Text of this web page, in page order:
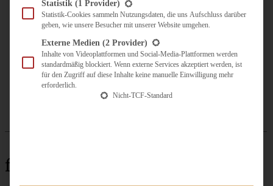
KULINARISCH UNTERWEGS
ÜBER MICH
ZUSAMMENARBEIT
fein
Statistik (1 Provider)
Statistik-Cookies sammeln Nutzungsdaten, die uns Aufschluss darüber
geben, wie unsere Besucher mit unserer Website umgehen.
Externe Medien (2 Provider)
Inhalte von Videoplattformen und Social-Media-Plattformen werden
standardmäßig blockiert. Wenn externe Services akzeptiert werden, ist
für den Zugriff auf diese Inhalte keine manuelle Einwilligung mehr
erforderlich.
Nicht-TCF-Standard